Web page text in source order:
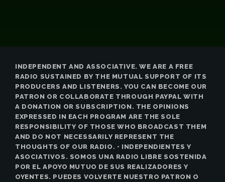
INDEPENDENT AND ASSOCIATIVE. WE ARE A FREE
RADIO SUSTAINED BY THE MUTUAL SUPPORT OF ITS
PRODUCERS AND LISTENERS. YOU CAN BECOME OUR
PATRON OR COLLABORATE THROUGH PAYPAL WITH
A DONATION OR SUBSCRIPTION. THE OPINIONS
EXPRESSED IN EACH PROGRAM ARE THE SOLE
RESPONSIBILITY OF THOSE WHO BROADCAST THEM
AND DO NOT NECESSARILY REPRESENT THE
THOUGHTS OF OUR RADIO. • INDEPENDIENTES Y
ASOCIATIVOS. SOMOS UNA RADIO LIBRE SOSTENIDA
POR EL APOYO MUTUO DE SUS REALIZADORES Y
OYENTES. PUEDES VOLVERTE NUESTRO PATRON O